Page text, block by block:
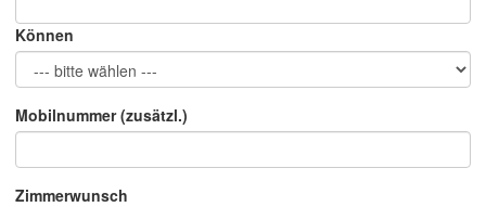
Können
Mobilnummer (zusätzl.)
Zimmerwunsch